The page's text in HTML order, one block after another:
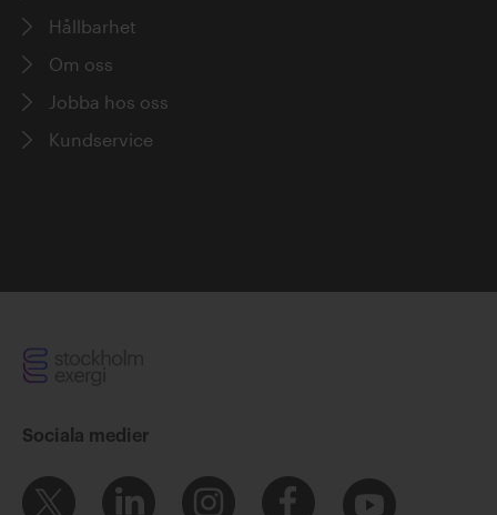
Hållbarhet
Om oss
Jobba hos oss
Kundservice
Sociala medier